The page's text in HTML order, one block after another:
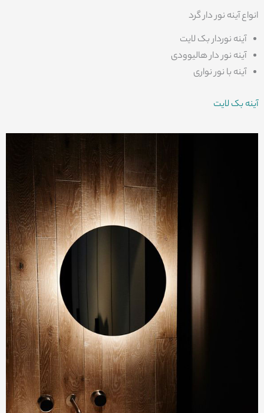
انواع آینه نور دار گرد
آینه نوردار بک لایت
آینه نور دار هالیوودی
آینه با نور نواری
آینه بک لایت